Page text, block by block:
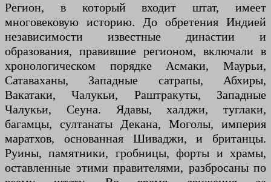
Регион, в который входит штат, имеет
многовековую историю. До обретения Индией
независимости известные династии и
образования, правившие регионом, включали в
хронологическом порядке Асмаки, Маурьи,
Сатаваханы, Западные сатрапы, Абхиры,
Вакатаки, Чалукьи, Раштракуты, Западные
Чалукьи, Сеуна. Ядавы, халджи, туглаки,
багамцы, султанаты Декана, Моголы, империя
маратхов, основанная Шиваджи, и британцы.
Руины, памятники, гробницы, форты и храмы,
оставленные этими правителями, разбросаны по